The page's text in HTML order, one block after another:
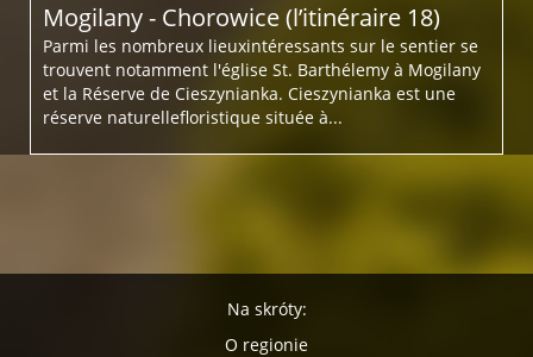
Mogilany - Chorowice (l’itinéraire 18)
Parmi les nombreux lieuxintéressants sur le sentier se
trouvent notamment l'église St. Barthélemy à Mogilany
et la Réserve de Cieszynianka. Cieszynianka est une
réserve naturellefloristique située à...
Na skróty:
O regionie